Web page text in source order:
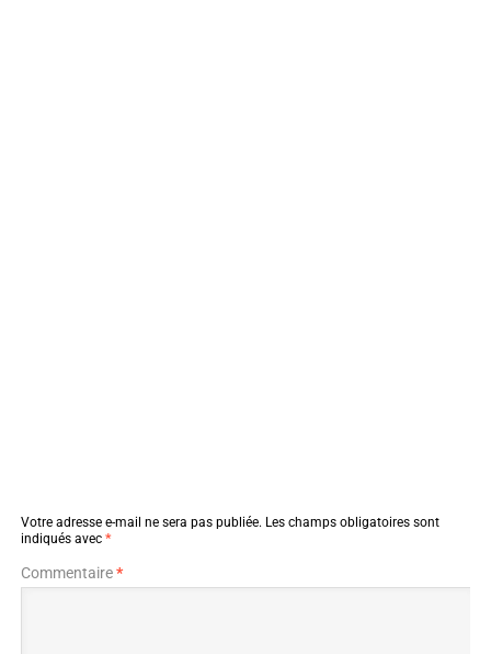
Votre adresse e-mail ne sera pas publiée. Les champs obligatoires sont
indiqués avec *
Commentaire*